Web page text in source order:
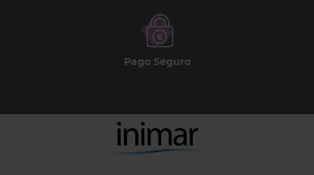
Pago Seguro